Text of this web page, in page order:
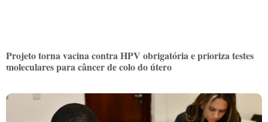
Projeto torna vacina contra HPV obrigatória e prioriza testes
moleculares para câncer de colo do útero